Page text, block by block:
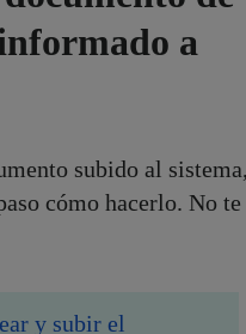
a
subido al
cómo hacerlo. No te
y subir el